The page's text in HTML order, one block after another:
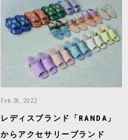
Feb 26, 2022
レディスブランド「RANDA」
からアクセサリーブランド